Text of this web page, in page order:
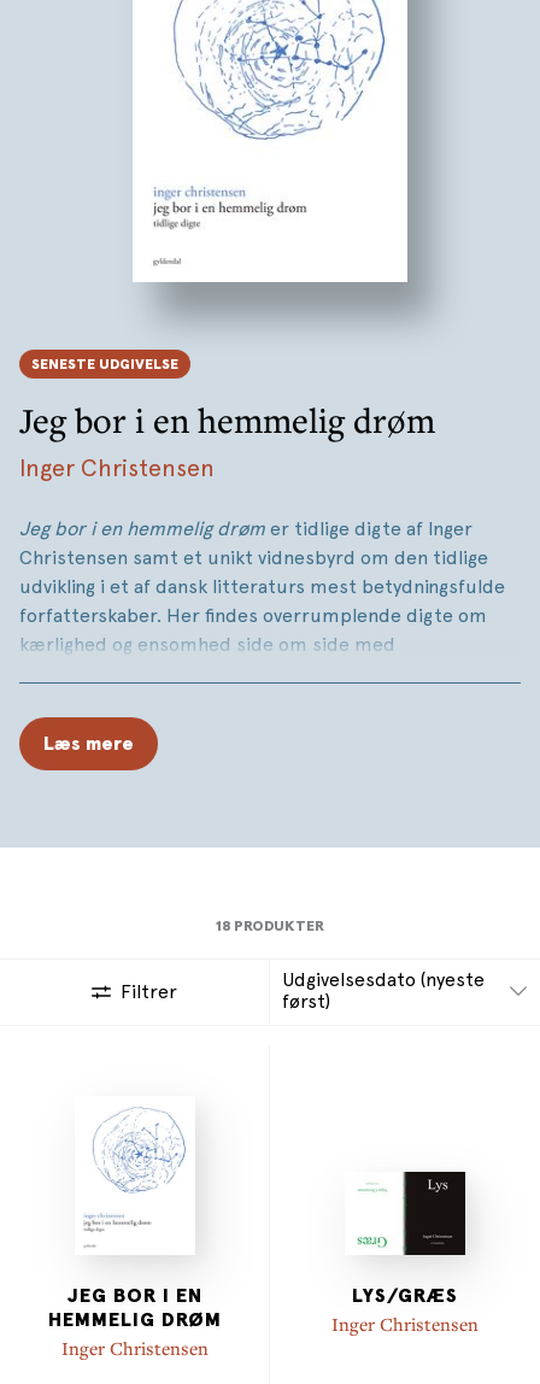
SENESTE UDGIVELSE
Jeg bor i en hemmelig drøm
Inger Christensen
Jeg bor i en hemmelig drøm er tidlige digte af Inger
Christensen samt et unikt vidnesbyrd om den tidlige
udvikling i et af dansk litteraturs mest betydningsfulde
forfatterskaber. Her findes overrumplende digte om
kærlighed og ensomhed side om side med
tråde, som forbinder det hele. Gennem hver tekst
strømmer – i stemninger, rytme, billedsprog og
digtere.
Jeg bor i en hemmelig drøm
Christensens søn, Peter Borum, som også har skrevet
Læs mere
18 PRODUKTER
Filtrer
Udgivelsesdato (nyeste
først)
JEG BOR I EN
HEMMELIG DRØM
Inger Christensen
LYS/GRÆS
Inger Christensen